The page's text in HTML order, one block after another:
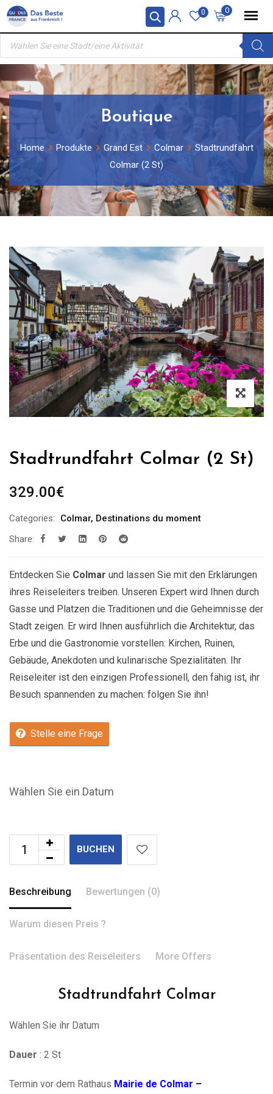
Skip
content
0
0
Products
search
Boutique
Home Produkte Grand Est Colmar
Stadtrundfahrt
Colmar (2 St)
Stadtrundfahrt Colmar (2 St)
329.00€
Categories: Colmar, Destinations du moment
Share:
Entdecken Sie Colmar und lassen Sie mit den Erklärungen
ihres Reiseleiters treiben. Unseren Expert wird Ihnen durch
Gasse und Platzen die Traditionen und die Geheimnisse der
Stadt zeigen. Er wird Ihnen ausführlich die Architektur, das
Erbe und die Gastronomie vorstellen: Kirchen, Ruinen,
Gebäude, Anekdoten und kulinarische Spezialitäten. Ihr
Reiseleiter ist den einzigen Professionell, den fähig ist, ihr
Besuch spannenden zu machen: folgen Sie ihn!
Stelle eine Frage
Wählen Sie ein Datum
BUCHEN
Beschreibung Bewertungen (0)
Warum diesen Preis ?
Präsentation des Reiseleiters More Offers
Stadtrundfahrt Colmar
Wählen Sie ihr Datum
Dauer : 2 St
Termin vor dem Rathaus Mairie de Colmar –